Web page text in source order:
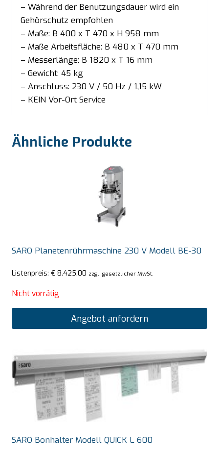
– Während der Benutzungsdauer wird ein
Gehörschutz empfohlen
– Maße: B 400 x T 470 x H 958 mm
– Maße Arbeitsfläche: B 480 x T 470 mm
– Messerlänge: B 1820 x T 16 mm
– Gewicht: 45 kg
– Anschluss: 230 V / 50 Hz / 1,15 kW
– KEIN Vor-Ort Service
Ähnliche Produkte
SARO Planetenrührmaschine 230 V Modell BE-30
Listenpreis: € 8.425,00 zzgl. gesetzlicher MwSt.
Nicht vorrätig
Angebot anfordern
SARO Bonhalter Modell QUICK L 600